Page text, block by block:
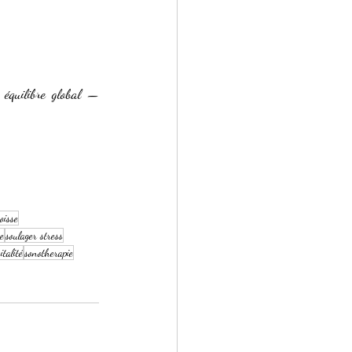
global —
soulager stress
sonotherapie